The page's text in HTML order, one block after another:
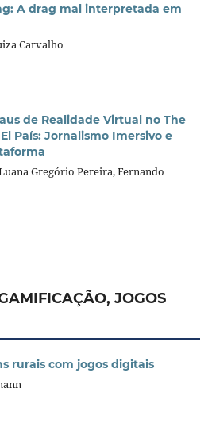
A drag mal interpretada em
Carvalho
de Realidade Virtual no The
País: Jornalismo Imersivo e
Gregório Pereira, Fernando
JOGOS
rurais com jogos digitais